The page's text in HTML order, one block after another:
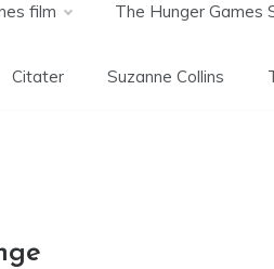
film The Hunger Games
Citater Suzanne Collins